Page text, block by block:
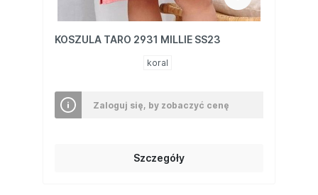
KOSZULA TARO 2931 MILLIE SS23
koral
Zaloguj się, by zobaczyć cenę
Szczegóły